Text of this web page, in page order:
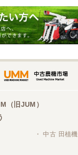
（旧JUM）
・ 中古 田植機